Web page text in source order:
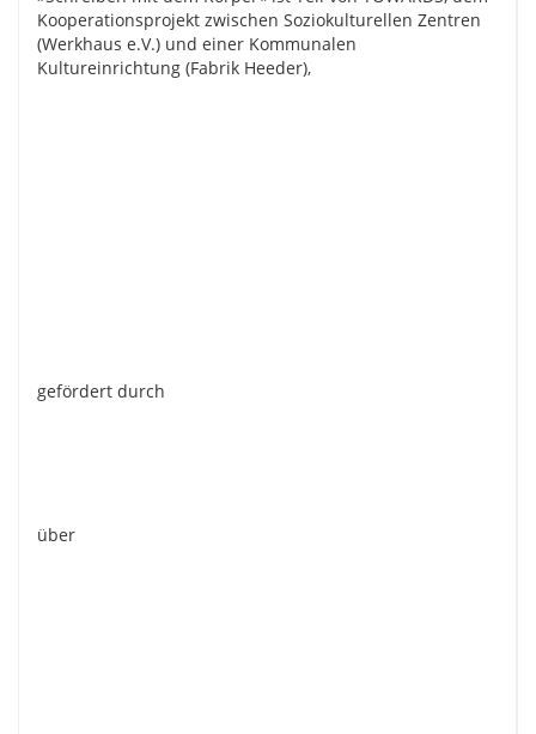
Kooperationsprojekt zwischen Soziokulturellen Zentren
(Werkhaus e.V.) und einer Kommunalen
Kultureinrichtung (Fabrik Heeder),
gefördert durch
über